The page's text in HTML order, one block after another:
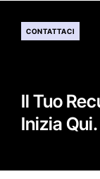
CONTATTACI
Il Tuo
Inizia Qui.